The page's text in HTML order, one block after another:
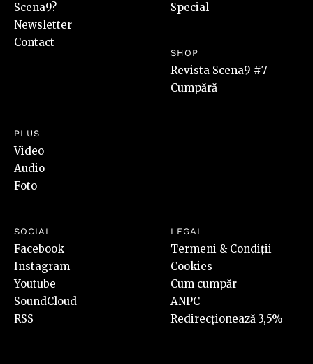
Scena9?
Newsletter
Contact
Special
SHOP
Revista Scena9 #7
Cumpără
PLUS
Video
Audio
Foto
SOCIAL
Facebook
Instagram
Youtube
SoundCloud
RSS
LEGAL
Termeni & Condiții
Cookies
Cum cumpăr
ANPC
Redirecționează 3,5%